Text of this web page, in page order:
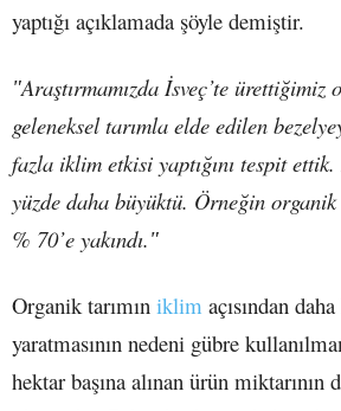
yaptığı açıklamada şöyle demiştir.
ʺAraştırmamızda İsveç’te ürettiğimiz
geleneksel tarımla elde edilen
fazla iklim etkisi yaptığını tespit
yüzde daha büyüktü. Örneğin organik
% 70’e yakındı.ʺ
Organik tarımın iklim açısından
yaratmasının nedeni gübre
hektar başına alınan ürün miktarının